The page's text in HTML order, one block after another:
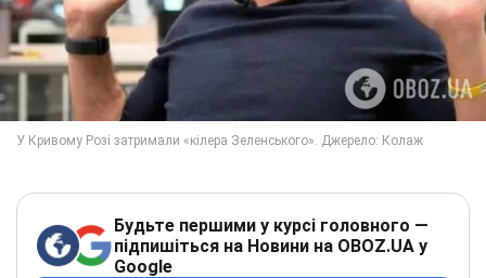
Будьте першими у курсі головного —
підпишіться на Новини на OBOZ.UA у
Google